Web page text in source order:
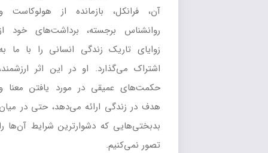
آن، فرانکل، بازمانده از هولوکاست و
روانشناس برجسته، برداشت‌های خود از
زوایای تاریک زندگی انسانی را با ما به
اشتراک می‌گذارد. او در این اثر ارزشمند،
حکمت‌های عمیقی در مورد یافتن معنا و
هدف در زندگی ارائه می‌دهد، حتی در میان
بدبختی‌هایی که دشوارترین شرایط آن‌ها را
تصور نمی‌کنیم.